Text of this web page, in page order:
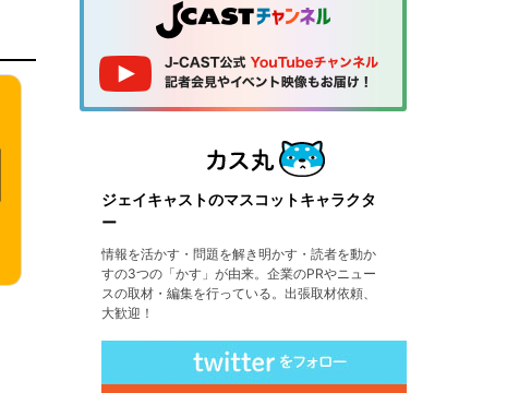
ジェイキャストのマスコットキャラクタ
ー
情報を活かす・問題を解き明かす・読者を動か
すの3つの「かす」が由来。企業のPRやニュー
スの取材・編集を行っている。出張取材依頼、
大歓迎！